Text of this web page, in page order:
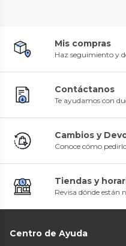
Mis compras
Haz seguimiento y
Contáctanos
Te ayudamos con
Cambios y
Conoce cómo
Tiendas y
Revisa dónde están
Centro de Ayuda